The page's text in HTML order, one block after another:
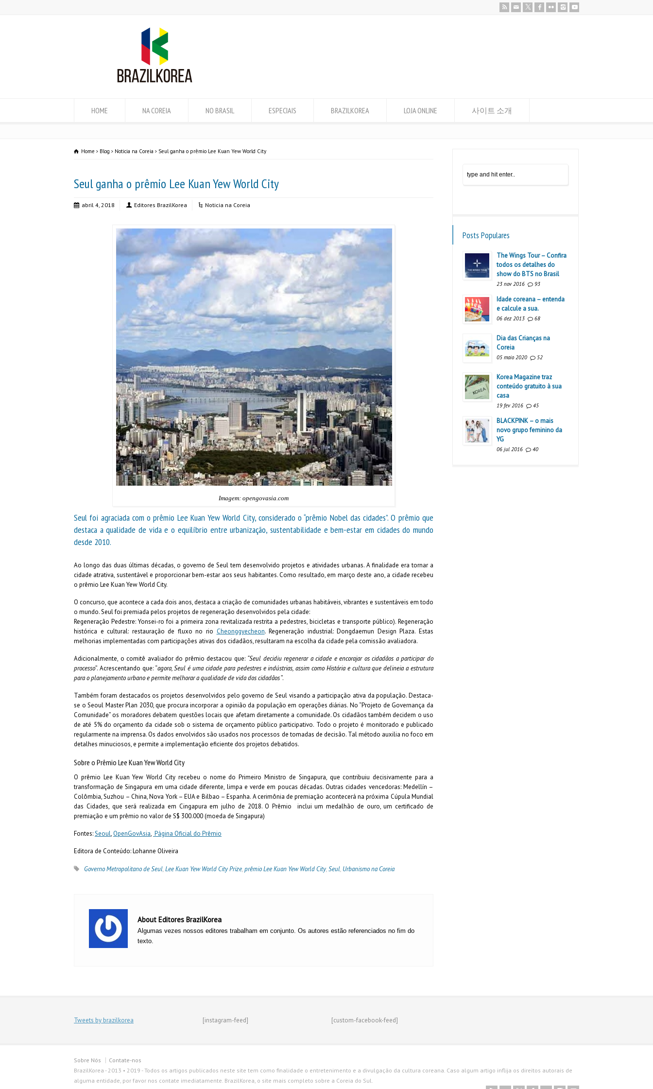
HOME NA COREIA NO BRASIL ESPECIAIS BRAZILKOREA LOJA ONLINE 사이트 소개
Home Blog Noticia na Coreia Seul ganha o prêmio Lee Kuan Yew World City
Seul ganha o prêmio Lee Kuan Yew World City
abril 4, 2018 Editores BrazilKorea Noticia na Coreia
Imagem: opengovasia.com
Seul foi agraciada com o prêmio Lee Kuan Yew World City, considerado o “prêmio Nobel das cidades”. O prêmio que
destaca a qualidade de vida e o equilíbrio entre urbanização, sustentabilidade e bem-estar em cidades do mundo
desde 2010.
Ao longo das duas últimas décadas, o governo de Seul tem desenvolvido projetos e atividades urbanas. A finalidade era tornar a
cidade atrativa, sustentável e proporcionar bem-estar aos seus habitantes. Como resultado, em março deste ano, a cidade recebeu
o prêmio Lee Kuan Yew World City.
O concurso, que acontece a cada dois anos, destaca a criação de comunidades urbanas habitáveis, vibrantes e sustentáveis em todo
o mundo. Seul foi premiada pelos projetos de regeneração desenvolvidos pela cidade:
Regeneração Pedestre: Yonsei-ro foi a primeira zona revitalizada restrita a pedestres, bicicletas e transporte público). Regeneração
histórica e cultural: restauração de fluxo no rio Cheonggyecheon. Regeneração industrial: Dongdaemun Design Plaza. Estas
melhorias implementadas com participações ativas dos cidadãos, resultaram na escolha da cidade pela comissão avaliadora.
Adicionalmente, o comitê avaliador do prêmio destacou que: “Seul decidiu regenerar a cidade e encorajar os cidadãos a participar do
processo”. Acrescentando que: “agora, Seul é uma cidade para pedestres e indústrias, assim como História e cultura que delineia a estrutura
para o planejamento urbano e permite melhorar a qualidade de vida dos cidadãos”.
Também foram destacados os projetos desenvolvidos pelo governo de Seul visando a participação ativa da população. Destaca-
se o Seoul Master Plan 2030, que procura incorporar a opinião da população em operações diárias. No “Projeto de Governança da
Comunidade” os moradores debatem questões locais que afetam diretamente a comunidade. Os cidadãos também decidem o uso
de até 5% do orçamento da cidade sob o sistema de orçamento público participativo. Todo o projeto é monitorado e publicado
regularmente na imprensa. Os dados envolvidos são usados nos processos de tomadas de decisão. Tal método auxilia no foco em
detalhes minuciosos, e permite a implementação eficiente dos projetos debatidos.
Sobre o Prêmio Lee Kuan Yew World City
O prêmio Lee Kuan Yew World City recebeu o nome do Primeiro Ministro de Singapura, que contribuiu decisivamente para a
transformação de Singapura em uma cidade diferente, limpa e verde em poucas décadas. Outras cidades vencedoras: Medellín –
Colômbia, Suzhou – China, Nova York – EUA e Bilbao – Espanha. A cerimônia de premiação acontecerá na próxima Cúpula Mundial
das Cidades, que será realizada em Cingapura em julho de 2018. O Prêmio inclui um medalhão de ouro, um certificado de
premiação e um prêmio no valor de S$ 300.000 (moeda de Singapura)
Fontes:Seoul,OpenGovAsia, Página Oficial do Prêmio
Editora de Conteúdo: Lohanne Oliveira
Governo Metropolitano de Seul,Lee Kuan Yew World City Prize,prêmio Lee Kuan Yew World City,Seul, Urbanismo na Coreia
About Editores BrazilKorea
Algumas vezes nossos editores trabalham em conjunto. Os autores estão referenciados no fim do
texto.
Posts Populares
The Wings Tour – Confira
todos os detalhes do
show do BTS no Brasil
23 nov 2016 93
Idade coreana – entenda
e calcule a sua.
06 dez 2013 68
Dia das Crianças na
Coreia
05 maio 2020 52
Korea Magazine traz
conteúdo gratuito à sua
casa
19 fev 2016 45
BLACKPINK – o mais
novo grupo feminino da
YG
06 jul 2016 40
Tweets by brazilkorea [instagram-feed] [custom-facebook-feed]
Sobre Nós
Contate-nos
BrazilKorea - 2013 • 2019 - Todos os artigos publicados neste site tem como finalidade o entretenimento e a divulgação da cultura coreana. Caso algum artigo inflija os direitos autorais de
alguma entidade, por favor nos contate imediatamente. BrazilKorea, o site mais completo sobre a Coreia do Sul.